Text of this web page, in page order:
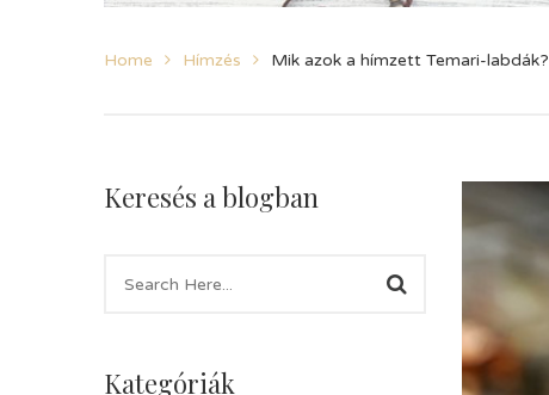
Home Hímzés Mik azok a hímzett Temari-labdák?
Keresés a blogban
Kategóriák